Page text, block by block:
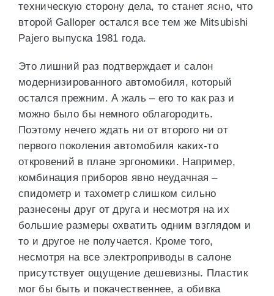
техническую сторону дела, то станет ясно, что
второй Galloper остался все тем же Mitsubishi
Pajero выпуска 1981 года.
Это лишний раз подтверждает и салон
модернизированного автомобиля, который
остался прежним. А жаль – его то как раз и
можно было бы немного облагородить.
Поэтому нечего ждать ни от второго ни от
первого поколения автомобиля каких-то
откровений в плане эргономики. Например,
комбинация приборов явно неудачная –
спидометр и тахометр слишком сильно
разнесены друг от друга и несмотря на их
большие размеры охватить одним взглядом и
то и другое не получается. Кроме того,
несмотря на все электроприводы в салоне
присутствует ощущение дешевизны. Пластик
мог бы быть и покачественнее, а обивка